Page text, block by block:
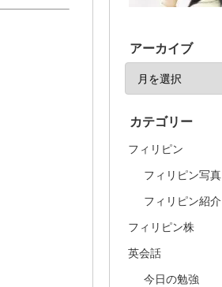
アーカイブ
カテゴリー
フィリピン
フィリピン写真
フィリピン紹介
フィリピン株
英会話
今日の勉強